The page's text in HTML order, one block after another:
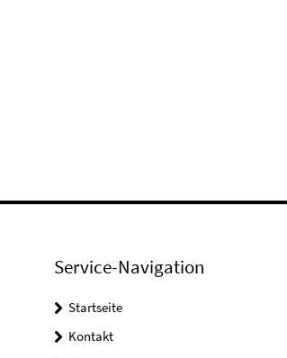
Service-Navigation
Startseite
Kontakt